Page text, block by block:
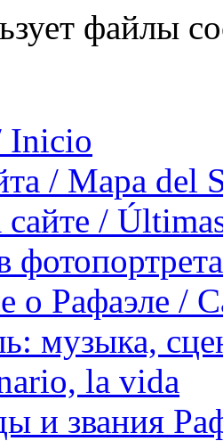
файлы
Inicio
/ Mapa del
/
о Рафаэле /
музыка,
la vida
и звания